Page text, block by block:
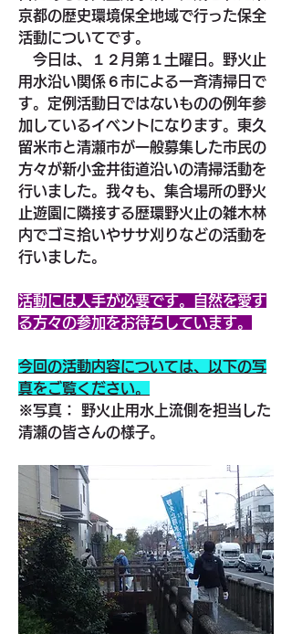
京都の歴史環境保全地域で行った保全
活動についてです。
今日は、１２月第１土曜日。野火止
用水沿い関係６市による一斉清掃日で
す。定例活動日ではないものの例年参
加しているイベントになります。東久
留米市と清瀬市が一般募集した市民の
方々が新小金井街道沿いの清掃活動を
行いました。我々も、集合場所の野火
止遊園に隣接する歴環野火止の雑木林
内でゴミ拾いやササ刈りなどの活動を
行いました。
活動には人手が必要です。自然を愛す
る方々の参加をお待ちしています。
今回の活動内容については、以下の写
真をご覧ください。
※写真： 野火止用水上流側を担当した
清瀬の皆さんの様子。